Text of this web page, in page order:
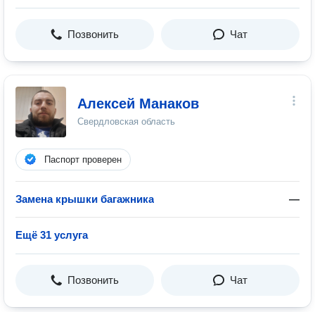
Позвонить Чат
Алексей Манаков
Свердловская область
Паспорт проверен
Замена крышки багажника —
Ещё 31 услуга
Позвонить Чат